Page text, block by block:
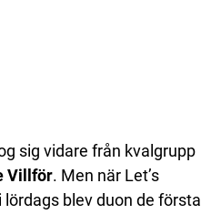
sig vidare från kvalgrupp
Villför. Men när Let’s
blev duon de första